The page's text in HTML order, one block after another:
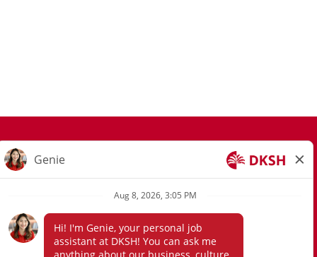
tham gia cộng đồng tài năng của chúng tôi
thông báo về quyền riêng tư
mẫu yêu cầu quyền riêng tư
uyên bố từ chối trách nhiệm tuyển dụng